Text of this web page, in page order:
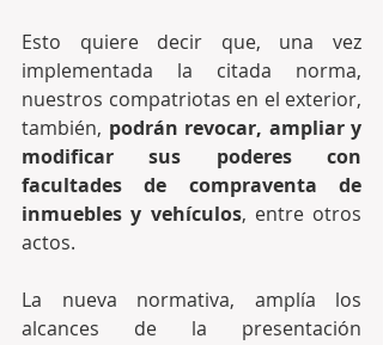
Esto quiere decir que, una vez
implementada la citada norma,
nuestros compatriotas en el exterior,
también, podrán revocar, ampliar y
modificar sus poderes con
facultades de compraventa de
inmuebles y vehículos, entre otros
actos.
La nueva normativa, amplía los
alcances de la presentación